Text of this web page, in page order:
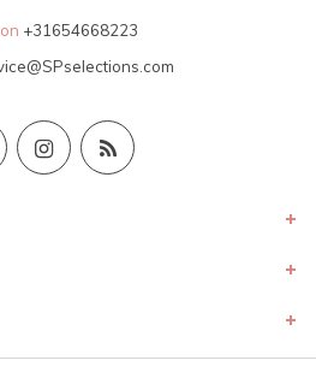
+31654668223